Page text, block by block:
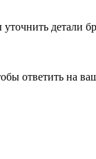
детали
ответить на